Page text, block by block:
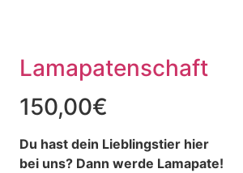
Lamapatenschaft
150,00€
Du hast dein Lieblingstier hier
bei uns? Dann werde Lamapate!